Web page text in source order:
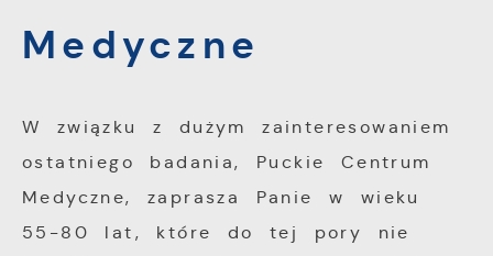
Medyczne
W związku z dużym zainteresowaniem
ostatniego badania, Puckie Centrum
Medyczne, zaprasza Panie w wieku
55-80 lat, które do tej pory nie
preferencji. Wyrażenie zgody na
funkcjonalne i personalizacyjne pliki cookies
funkcji na stronie.
Analityczne pliki cookies pomagają nam
rozwijać się i dostosowywać do Twoich
Cookies analityczne pozwalają na uzyskanie
informacji w zakresie wykorzystywania
witryny internetowej, miejsca oraz
Więcej